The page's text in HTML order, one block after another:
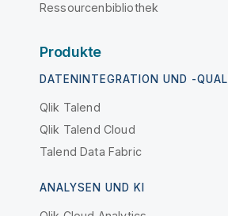
Ressourcenbibliothek
Produkte
DATENINTEGRATION UND -
Qlik Talend
Qlik Talend Cloud
Talend Data Fabric
ANALYSEN UND KI